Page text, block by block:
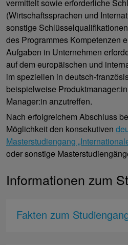
vermittelt sowie erforderliche
(Wirtschaftssprachen und
sonstige
des Programmes Kompetenzen
Aufgaben in Unternehmen
auf dem europäischen und
im speziellen in deutsch-
beispielweise
Manager:in anzutreffen.
Nach erfolgreichem Abschluss
Möglichkeit den konsekutiven
Masterstudiengang
oder sonstige
Informationen zum
Fakten zum